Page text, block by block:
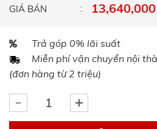
GIÁ BÁN
Trả góp 0% lãi suất
Miễn phí vận chuyển nội
(đơn hàng từ 2 triệu)